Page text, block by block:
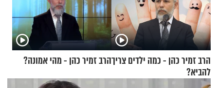
הרב זמיר כהן - כמה ילדים צריך
להביא?
הרב זמיר כהן - מהי אמונה?